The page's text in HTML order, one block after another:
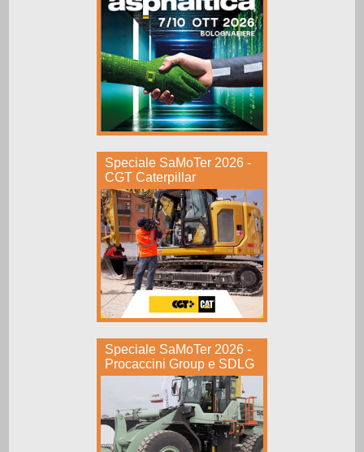
Speciale SaMoTer 2026 -
CGT Caterpillar
Speciale SaMoTer 2026 -
Procaccini Group e SDLG